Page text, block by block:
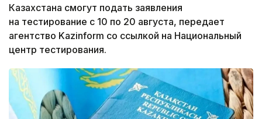
Казахстана смогут подать заявления
на тестирование с 10 по 20 августа, передает
агентство Kazinform со ссылкой на Национальный
центр тестирования.